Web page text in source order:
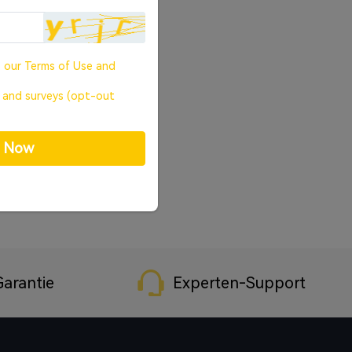
Experten-Support
our Terms of Use and
and surveys (opt-out
Now